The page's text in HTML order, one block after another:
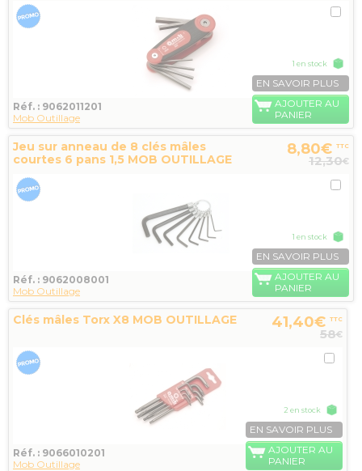
Réf. : 9062011201
Mob Outillage
1 en stock
EN SAVOIR PLUS
AJOUTER AU
PANIER
Jeu sur anneau de 8 clés mâles
courtes 6 pans 1,5 MOB OUTILLAGE
8,80€ TTC
12,30€
Réf. : 9062008001
Mob Outillage
1 en stock
EN SAVOIR PLUS
AJOUTER AU
PANIER
Clés mâles Torx X8 MOB OUTILLAGE 41,40€ TTC
58€
Réf. : 9066010201
Mob Outillage
2 en stock
EN SAVOIR PLUS
AJOUTER AU
PANIER